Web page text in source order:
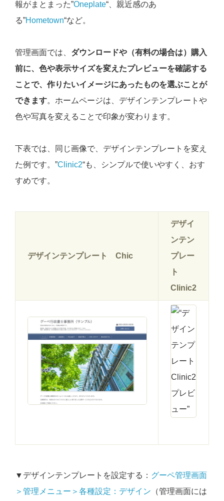
報がまとまった”Oneplate“、親近感のあ
る”Hometown“など。
管理画面では、 ダウンロードや（有料の場合は）購入
前に、色や表示サイズを変えたプレビューを確認する
ことで、作りたいイメージにあったものを選ぶことが
できます。ホームページは、デザインテンプレートや
色や写真を変えることで印象が変わります。
下表では、同じ画像で、デザインテンプレートを変え
た例です。”Clinic2“も、シンプルで使いやすく、おす
すめです。
デザインテンプレート Chic
デザイ
ンテン
プレー
ト
Clinic2
▼デザインテンプレートを設定する： グーペ管理画面
＞管理メニュー＞各種設定：デザイン （管理画面には